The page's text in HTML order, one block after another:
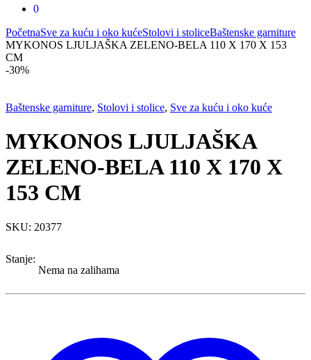
0
PočetnaSve za kuću i oko kućeStolovi i stoliceBaštenske garniture
MYKONOS LJULJAŠKA ZELENO-BELA 110 X 170 X 153
CM
-30%
Baštenske garniture, Stolovi i stolice, Sve za kuću i oko kuće
MYKONOS LJULJAŠKA
ZELENO-BELA 110 X 170 X
153 CM
SKU: 20377
Stanje:
Nema na zalihama